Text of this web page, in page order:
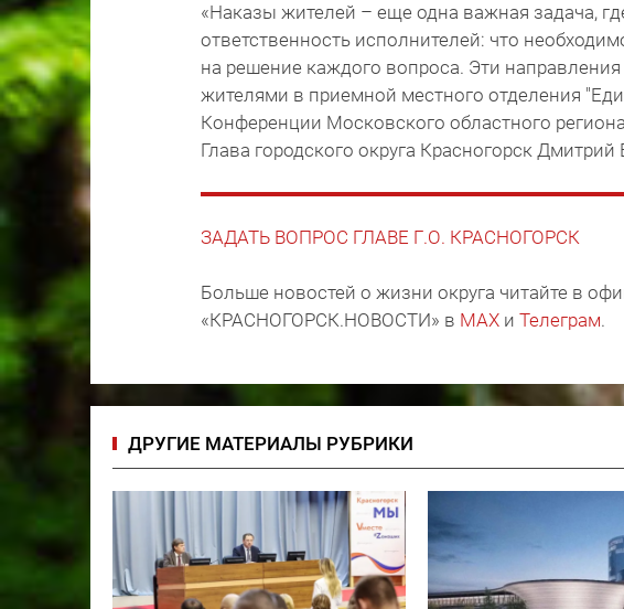
«Наказы жителей – еще одна важная задача,
ответственность исполнителей: что
на решение каждого вопроса. Эти
жителями в приемной местного отделения
Конференции Московского областного
Глава городского округа Красногорск
ЗАДАТЬ ВОПРОС ГЛАВЕ Г.О. КРАСНОГОРСК
Больше новостей о жизни округа читайте в
«КРАСНОГОРСК.НОВОСТИ» в MAX и Телеграм.
ДРУГИЕ МАТЕРИАЛЫ РУБРИКИ